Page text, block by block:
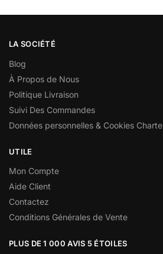
LA SOCIÉTÉ
Blog
À Propos de Nous
Politique Livraison
Suivi Des Commandes
Données personnelles & Cookies Charte
UTILE
Mon Compte
Aide Client
Contactez
Conditions Générales de Vente
PLUS DE 1 000 AVIS 5 ÉTOILES